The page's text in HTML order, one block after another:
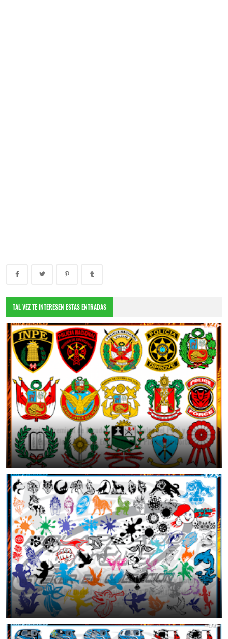
TAL VEZ TE INTERESEN ESTAS ENTRADAS
Colección Premium de Escudos Institucionales del Perú y Fuerzas
Especiales | Vectores Editables para Plotter de Corte
July 25, 2026
Mega Pack de Stickers Vectoriales para Autos, Motos y Mototaxis |
Más de 100 Diseños Exclusivos para Personalización
July 24, 2026